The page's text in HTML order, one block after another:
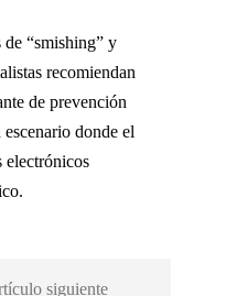
de “smishing” y
recomiendan
de prevención
donde el
electrónicos
siguiente